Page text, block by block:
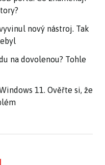
nový nástroj. Tak
na dovolenou? Tohle
11. Ověřte si, že